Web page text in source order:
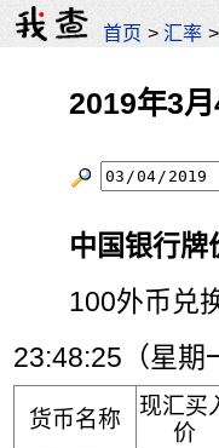
首页 >汇率 >
2019年3
中国银行牌
100外币兑换
23:48:25（星期
货币名称
现汇买
价